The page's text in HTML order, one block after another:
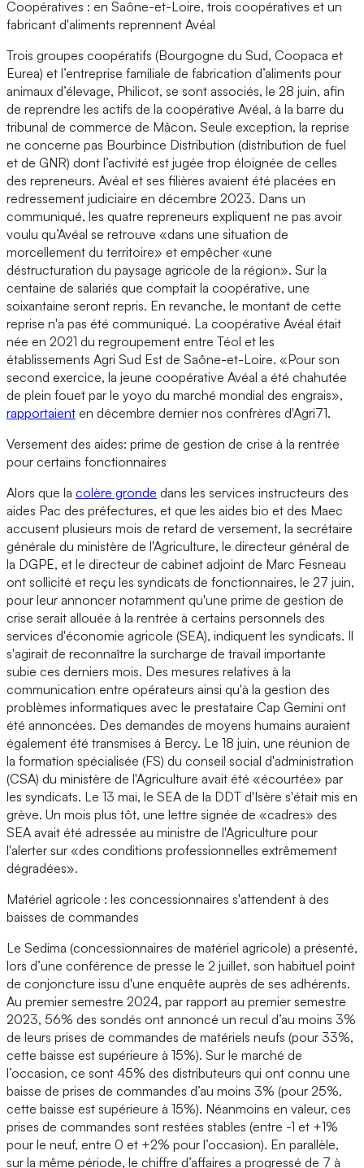
Coopératives : en Saône-et-Loire, trois coopératives et un
fabricant d'aliments reprennent Avéal
Trois groupes coopératifs (Bourgogne du Sud, Coopaca et
Eurea) et l’entreprise familiale de fabrication d’aliments pour
animaux d’élevage, Philicot, se sont associés, le 28 juin, afin
de reprendre les actifs de la coopérative Avéal, à la barre du
tribunal de commerce de Mâcon. Seule exception, la reprise
ne concerne pas Bourbince Distribution (distribution de fuel
et de GNR) dont l’activité est jugée trop éloignée de celles
des repreneurs. Avéal et ses filières avaient été placées en
redressement judiciaire en décembre 2023. Dans un
communiqué, les quatre repreneurs expliquent ne pas avoir
voulu qu’Avéal se retrouve «dans une situation de
morcellement du territoire» et empêcher «une
déstructuration du paysage agricole de la région». Sur la
centaine de salariés que comptait la coopérative, une
soixantaine seront repris. En revanche, le montant de cette
reprise n'a pas été communiqué. La coopérative Avéal était
née en 2021 du regroupement entre Téol et les
établissements Agri Sud Est de Saône-et-Loire. «Pour son
second exercice, la jeune coopérative Avéal a été chahutée
de plein fouet par le yoyo du marché mondial des engrais»,
rapportaient en décembre dernier nos confrères d'Agri71.
Versement des aides: prime de gestion de crise à la rentrée
pour certains fonctionnaires
Alors que la colère gronde dans les services instructeurs des
aides Pac des préfectures, et que les aides bio et des Maec
accusent plusieurs mois de retard de versement, la secrétaire
générale du ministère de l'Agriculture, le directeur général de
la DGPE, et le directeur de cabinet adjoint de Marc Fesneau
ont sollicité et reçu les syndicats de fonctionnaires, le 27 juin,
pour leur annoncer notamment qu'une prime de gestion de
crise serait allouée à la rentrée à certains personnels des
services d'économie agricole (SEA), indiquent les syndicats. Il
s'agirait de reconnaître la surcharge de travail importante
subie ces derniers mois. Des mesures relatives à la
communication entre opérateurs ainsi qu'à la gestion des
problèmes informatiques avec le prestataire Cap Gemini ont
été annoncées. Des demandes de moyens humains auraient
également été transmises à Bercy. Le 18 juin, une réunion de
la formation spécialisée (FS) du conseil social d'administration
(CSA) du ministère de l'Agriculture avait été «écourtée» par
les syndicats. Le 13 mai, le SEA de la DDT d'Isère s'était mis en
grève. Un mois plus tôt, une lettre signée de «cadres» des
SEA avait été adressée au ministre de l'Agriculture pour
l'alerter sur «des conditions professionnelles extrêmement
dégradées».
Matériel agricole : les concessionnaires s'attendent à des
baisses de commandes
Le Sedima (concessionnaires de matériel agricole) a présenté,
lors d’une conférence de presse le 2 juillet, son habituel point
de conjoncture issu d'une enquête auprès de ses adhérents.
Au premier semestre 2024, par rapport au premier semestre
2023, 56% des sondés ont annoncé un recul d’au moins 3%
de leurs prises de commandes de matériels neufs (pour 33%,
cette baisse est supérieure à 15%). Sur le marché de
l’occasion, ce sont 45% des distributeurs qui ont connu une
baisse de prises de commandes d’au moins 3% (pour 25%,
cette baisse est supérieure à 15%). Néanmoins en valeur, ces
prises de commandes sont restées stables (entre -1 et +1%
pour le neuf, entre 0 et +2% pour l’occasion). En parallèle,
sur la même période, le chiffre d’affaires a progressé de 7 à